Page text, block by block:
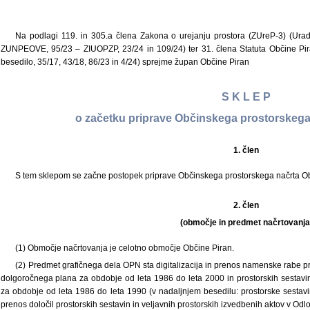
Na podlagi 119. in 305.a člena Zakona o urejanju prostora (ZUreP-3)
ZUNPEOVE, 95/23 – ZIUOPZP, 23/24 in 109/24) ter 31. člena Statuta Občine
besedilo, 35/17, 43/18, 86/23 in 4/24) sprejme župan Občine Piran
S K L E P
o začetku priprave Občinskega
1. člen
S tem sklepom se začne postopek priprave Občinskega prostorskega načrta
2. člen
(območje in predmet
(1) Območje načrtovanja je celotno območje Občine Piran.
(2) Predmet grafičnega dela OPN sta digitalizacija in prenos namenske rabe
dolgoročnega plana za obdobje od leta 1986 do leta 2000 in prostorskih
za obdobje od leta 1986 do leta 1990 (v nadaljnjem besedilu: prostorske
prenos določil prostorskih sestavin in veljavnih prostorskih izvedbenih aktov v